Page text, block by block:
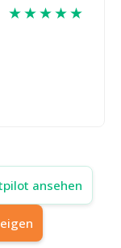
★★★★★
ansehen